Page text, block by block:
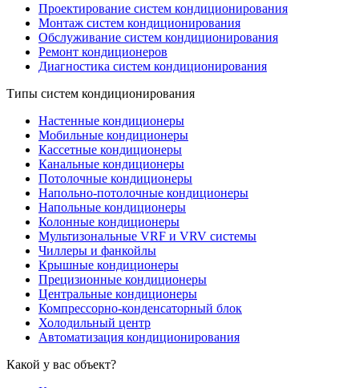
Проектирование систем кондиционирования
Монтаж систем кондиционирования
Обслуживание систем кондиционирования
Ремонт кондиционеров
Диагностика систем кондиционирования
Типы систем кондиционирования
Настенные кондиционеры
Мобильные кондиционеры
Кассетные кондиционеры
Канальные кондиционеры
Потолочные кондиционеры
Напольно-потолочные кондиционеры
Напольные кондиционеры
Колонные кондиционеры
Мультизональные VRF и VRV системы
Чиллеры и фанкойлы
Крышные кондиционеры
Прецизионные кондиционеры
Центральные кондиционеры
Компрессорно-конденсаторный блок
Холодильный центр
Автоматизация кондиционирования
Какой у вас объект?